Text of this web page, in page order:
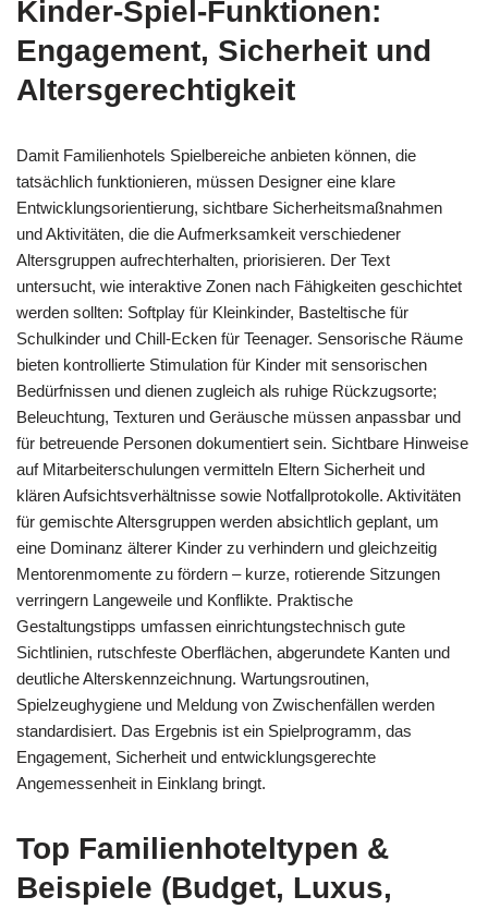
Kinder-Spiel-Funktionen:
Engagement, Sicherheit und
Altersgerechtigkeit
Damit Familienhotels Spielbereiche anbieten können, die
tatsächlich funktionieren, müssen Designer eine klare
Entwicklungsorientierung, sichtbare Sicherheitsmaßnahmen
und Aktivitäten, die die Aufmerksamkeit verschiedener
Altersgruppen aufrechterhalten, priorisieren. Der Text
untersucht, wie interaktive Zonen nach Fähigkeiten geschichtet
werden sollten: Softplay für Kleinkinder, Basteltische für
Schulkinder und Chill-Ecken für Teenager. Sensorische Räume
bieten kontrollierte Stimulation für Kinder mit sensorischen
Bedürfnissen und dienen zugleich als ruhige Rückzugsorte;
Beleuchtung, Texturen und Geräusche müssen anpassbar und
für betreuende Personen dokumentiert sein. Sichtbare Hinweise
auf Mitarbeiterschulungen vermitteln Eltern Sicherheit und
klären Aufsichtsverhältnisse sowie Notfallprotokolle. Aktivitäten
für gemischte Altersgruppen werden absichtlich geplant, um
eine Dominanz älterer Kinder zu verhindern und gleichzeitig
Mentorenmomente zu fördern – kurze, rotierende Sitzungen
verringern Langeweile und Konflikte. Praktische
Gestaltungstipps umfassen einrichtungstechnisch gute
Sichtlinien, rutschfeste Oberflächen, abgerundete Kanten und
deutliche Alterskennzeichnung. Wartungsroutinen,
Spielzeughygiene und Meldung von Zwischenfällen werden
standardisiert. Das Ergebnis ist ein Spielprogramm, das
Engagement, Sicherheit und entwicklungsgerechte
Angemessenheit in Einklang bringt.
Top Familienhoteltypen &
Beispiele (Budget, Luxus,